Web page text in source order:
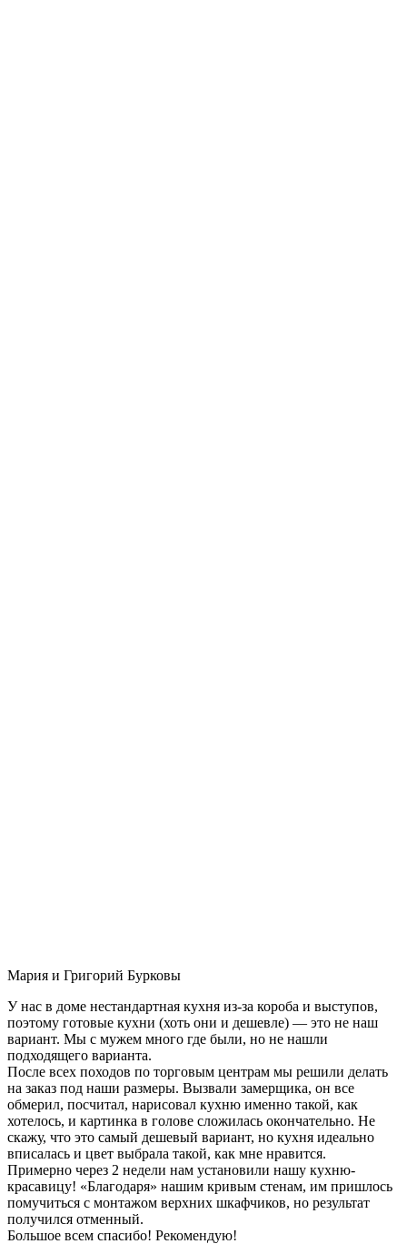
Мария и Григорий Бурковы
У нас в доме нестандартная кухня из-за короба и выступов,
поэтому готовые кухни (хоть они и дешевле) — это не наш
вариант. Мы с мужем много где были, но не нашли
подходящего варианта.
После всех походов по торговым центрам мы решили делать
на заказ под наши размеры. Вызвали замерщика, он все
обмерил, посчитал, нарисовал кухню именно такой, как
хотелось, и картинка в голове сложилась окончательно. Не
скажу, что это самый дешевый вариант, но кухня идеально
вписалась и цвет выбрала такой, как мне нравится.
Примерно через 2 недели нам установили нашу кухню-
красавицу! «Благодаря» нашим кривым стенам, им пришлось
помучиться с монтажом верхних шкафчиков, но результат
получился отменный.
Большое всем спасибо! Рекомендую!